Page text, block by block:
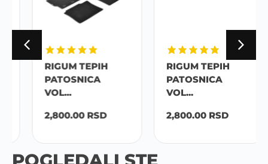
RIGUM TEPIH
PATOSNICA
VOL...
2,800.00RSD
RIGUM TEPIH
PATOSNICA
VOL...
2,800.00RSD